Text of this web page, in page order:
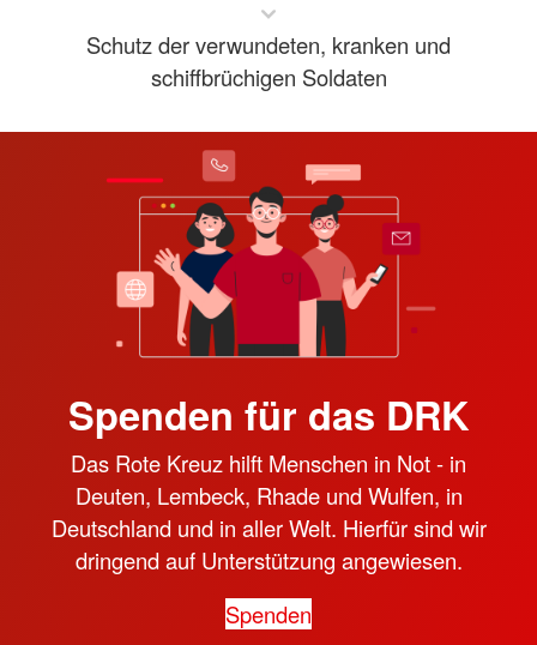
Schutz der verwundeten, kranken und
schiffbrüchigen Soldaten
Spenden für das DRK
Das Rote Kreuz hilft Menschen in Not - in
Deuten, Lembeck, Rhade und Wulfen, in
Deutschland und in aller Welt. Hierfür sind wir
dringend auf Unterstützung angewiesen.
Spenden